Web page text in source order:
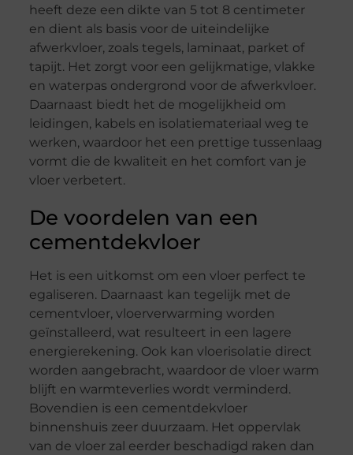
heeft deze een dikte van 5 tot 8 centimeter
en dient als basis voor de uiteindelijke
afwerkvloer, zoals tegels, laminaat, parket of
tapijt. Het zorgt voor een gelijkmatige, vlakke
en waterpas ondergrond voor de afwerkvloer.
Daarnaast biedt het de mogelijkheid om
leidingen, kabels en isolatiemateriaal weg te
werken, waardoor het een prettige tussenlaag
vormt die de kwaliteit en het comfort van je
vloer verbetert.
De voordelen van een
cementdekvloer
Het is een uitkomst om een vloer perfect te
egaliseren. Daarnaast kan tegelijk met de
cementvloer, vloerverwarming worden
geïnstalleerd, wat resulteert in een lagere
energierekening. Ook kan vloerisolatie direct
worden aangebracht, waardoor de vloer warm
blijft en warmteverlies wordt verminderd.
Bovendien is een cementdekvloer
binnenshuis zeer duurzaam. Het oppervlak
van de vloer zal eerder beschadigd raken dan